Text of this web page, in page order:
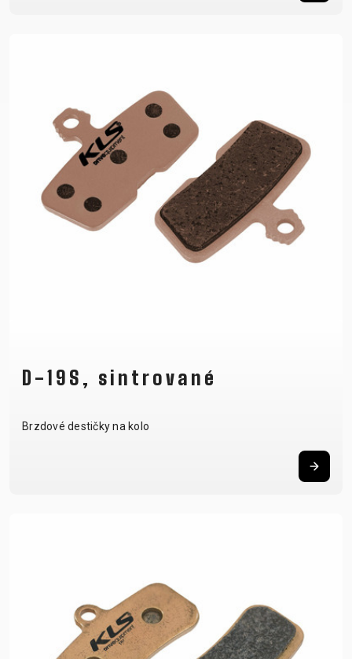
D-19S, sintrované
Brzdové destičky na kolo